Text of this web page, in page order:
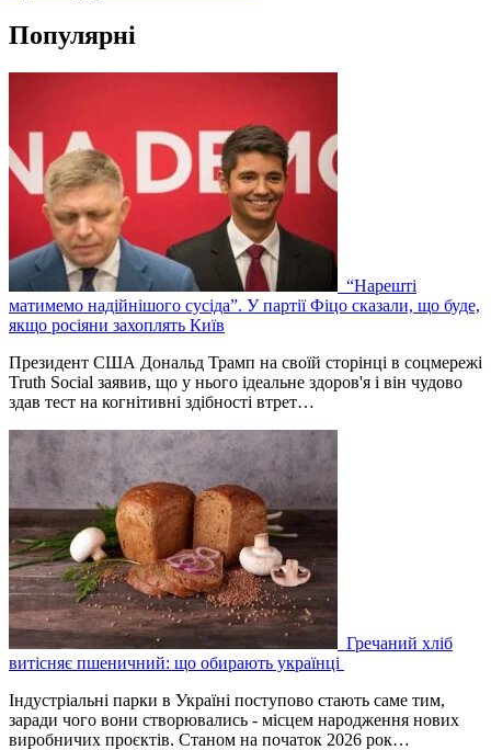
Популярні
“Нарешті
матимемо надійнішого сусіда”. У партії Фіцо сказали, що буде,
якщо росіяни захоплять Київ
Президент США Дональд Трамп на своїй сторінці в соцмережі
Truth Social заявив, що у нього ідеальне здоров'я і він чудово
здав тест на когнітивні здібності втрет…
Гречаний хліб
витісняє пшеничний: що обирають українці
Індустріальні парки в Україні поступово стають саме тим,
заради чого вони створювались - місцем народження нових
виробничих проєктів. Станом на початок 2026 рок…